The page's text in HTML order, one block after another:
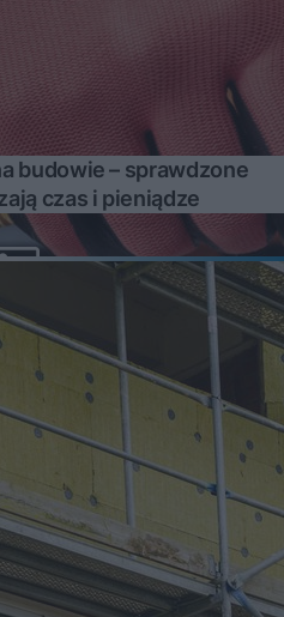
budowie – sprawdzone
czas i pieniądze